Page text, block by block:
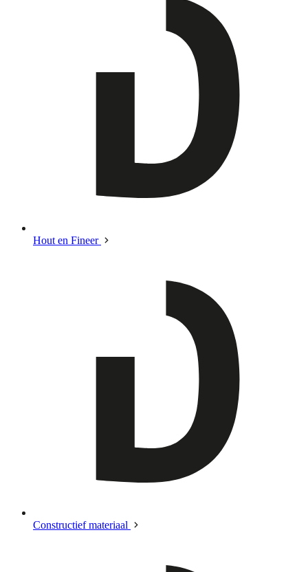
Hout en Fineer
Constructief materiaal